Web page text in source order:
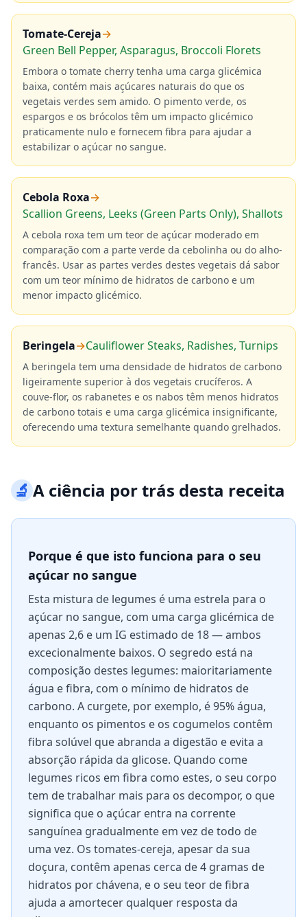
Tomate-Cereja→
Green Bell Pepper, Asparagus, Broccoli Florets
Embora o tomate cherry tenha uma carga glicémica
baixa, contém mais açúcares naturais do que os
vegetais verdes sem amido. O pimento verde, os
espargos e os brócolos têm um impacto glicémico
praticamente nulo e fornecem fibra para ajudar a
estabilizar o açúcar no sangue.
Cebola Roxa→
Scallion Greens, Leeks (Green Parts Only), Shallots
A cebola roxa tem um teor de açúcar moderado em
comparação com a parte verde da cebolinha ou do alho-
francês. Usar as partes verdes destes vegetais dá sabor
com um teor mínimo de hidratos de carbono e um
menor impacto glicémico.
Beringela→Cauliflower Steaks, Radishes, Turnips
A beringela tem uma densidade de hidratos de carbono
ligeiramente superior à dos vegetais crucíferos. A
couve-flor, os rabanetes e os nabos têm menos hidratos
de carbono totais e uma carga glicémica insignificante,
oferecendo uma textura semelhante quando grelhados.
🔬A ciência por trás desta receita
Porque é que isto funciona para o seu
açúcar no sangue
Esta mistura de legumes é uma estrela para o
açúcar no sangue, com uma carga glicémica de
apenas 2,6 e um IG estimado de 18 — ambos
excecionalmente baixos. O segredo está na
composição destes legumes: maioritariamente
água e fibra, com o mínimo de hidratos de
carbono. A curgete, por exemplo, é 95% água,
enquanto os pimentos e os cogumelos contêm
fibra solúvel que abranda a digestão e evita a
absorção rápida da glicose. Quando come
legumes ricos em fibra como estes, o seu corpo
tem de trabalhar mais para os decompor, o que
significa que o açúcar entra na corrente
sanguínea gradualmente em vez de todo de
uma vez. Os tomates-cereja, apesar da sua
doçura, contêm apenas cerca de 4 gramas de
hidratos por chávena, e o seu teor de fibra
ajuda a amortecer qualquer resposta da